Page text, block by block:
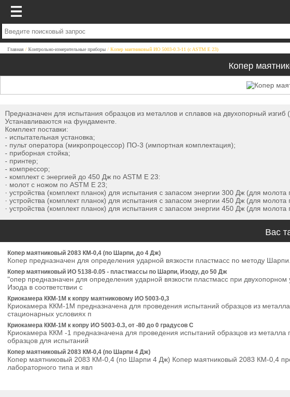
Главная Контрольно-измерительные приборы Копер маятниковый ИО 5003-0.3-11 (c ASTM Е 23)
Копер
Предназначен для испытания образцов из металлов и сплавов на двухопорный
Устанавливаются на фундаменте.
Комплект поставки:
- испытательная установка;
- пульт оператора (микропроцессор) ПО-3 (импортная комплектация);
- приборная стойка;
- принтер;
- компрессор;
- комплект с энергией до 450 Дж по ASTM Е 23:
· молот с ножом по ASTM Е 23;
· устройства (комплект планок) для испытания с запасом энергии 300 Дж (для
· устройства (комплект планок) для испытания с запасом энергии 450 Дж (для
· устройства (комплект планок) для испытания с запасом энергии 450 Дж (для молота
Вас
Копер маятниковый 2083 КМ-0,4 (по Шарпи, до 4 Дж)
Копер предназначен для определения ударной вязкости пластмасс по методу Шарпи.
Копер маятниковый ИО 5138-0.05 - пластмассы по Шарпи, Изоду, до 50 Дж
"опер предназначен для определения ударной вязкости пластмасс при
Изода в соответствии с
Криокамера ККМ-1М к копру маятниковому ИО 5003-0,3
Криокамера ККМ-1М предназначена для проведения испытаний образцов из
стационарных условиях п
Криокамера ККМ-1М к копру ИО 5003-0.3, от -80 до 0 градусов С
Криокамера ККМ -1 предназначена для проведения испытаний образцов из
образцов для испытаний
Копер маятниковый 2083 КМ-0,4 (по Шарпи 4 Дж)
Копер маятниковый 2083 КМ-0,4 (по Шарпи 4 Дж) Копер маятниковый 2083 КМ-0,4
лабораторного типа и явл